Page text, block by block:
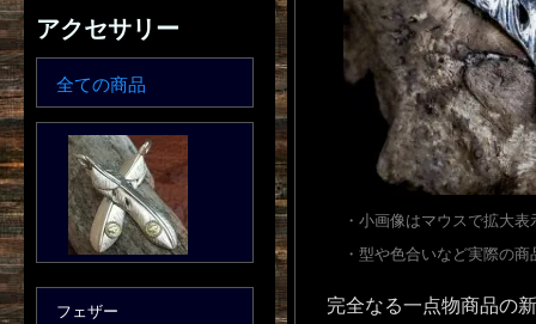
・小画像はマウスで拡大
・型や色合いなど実際の
完全なる一点物商品の
アクセサリー
全ての商品
フェザー